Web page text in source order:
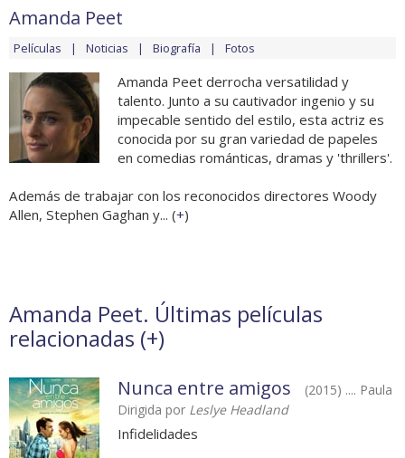
Amanda Peet
Películas Noticias Biografía Fotos
Amanda Peet derrocha versatilidad y
talento. Junto a su cautivador ingenio y su
impecable sentido del estilo, esta actriz es
conocida por su gran variedad de papeles
en comedias románticas, dramas y 'thrillers'.
Además de trabajar con los reconocidos directores Woody
Allen, Stephen Gaghan y... (+)
Amanda Peet. Últimas películas
relacionadas (+)
Nunca entre amigos
(2015) .... Paula
Dirigida por Leslye Headland
Infidelidades